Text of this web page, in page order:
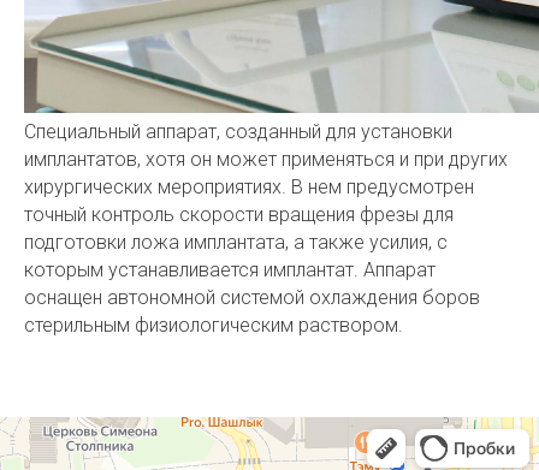
Специальный аппарат, созданный для установки
имплантатов, хотя он может применяться и при других
хирургических мероприятиях. В нем предусмотрен
точный контроль скорости вращения фрезы для
подготовки ложа имплантата, а также усилия, с
которым устанавливается имплантат. Аппарат
оснащен автономной системой охлаждения боров
стерильным физиологическим раствором.
Профессорская авторская стоматология
Стоматологическая клиника в Москве
Детская стоматология в Москве